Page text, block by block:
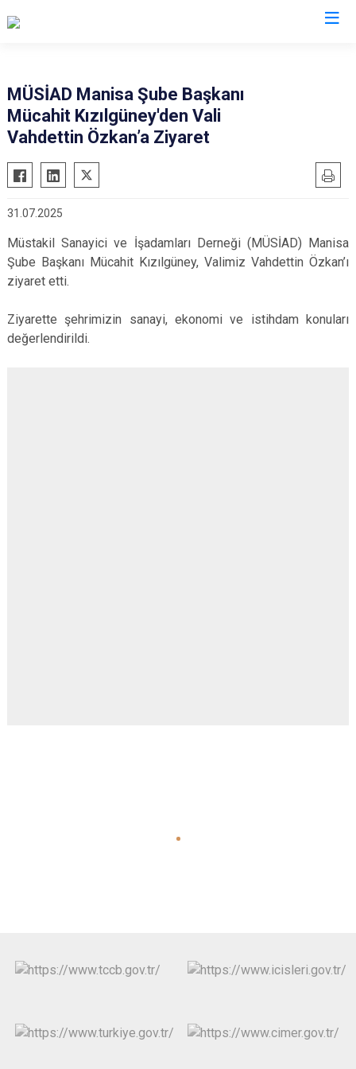
MÜSİAD Manisa Şube Başkanı
Mücahit Kızılgüney'den Vali
Vahdettin Özkan’a Ziyaret
31.07.2025
Müstakil Sanayici ve İşadamları Derneği (MÜSİAD) Manisa
Şube Başkanı Mücahit Kızılgüney, Valimiz Vahdettin Özkan’ı
ziyaret etti.
Ziyarette şehrimizin sanayi, ekonomi ve istihdam konuları
değerlendirildi.